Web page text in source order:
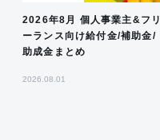
2026年8月 個人事業主&フリ
ーランス向け給付金/補助金/
助成金まとめ
2026.08.01